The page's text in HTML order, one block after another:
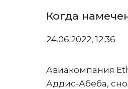
Когда
24.06.2022, 12:36
Авиакомпания
Аддис-Абеба,